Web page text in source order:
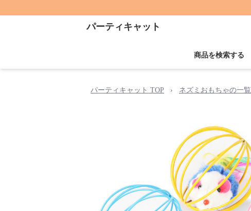
パーティキャット
商品を検索する
パーティキャット TOP › ネズミおもちゃの一覧